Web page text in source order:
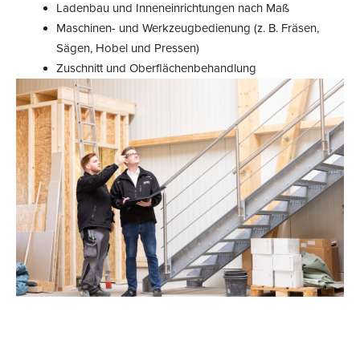
Ladenbau und Inneneinrichtungen nach Maß
Maschinen- und Werkzeugbedienung (z. B. Fräsen,
Sägen, Hobel und Pressen)
Zuschnitt und Oberflächenbehandlung